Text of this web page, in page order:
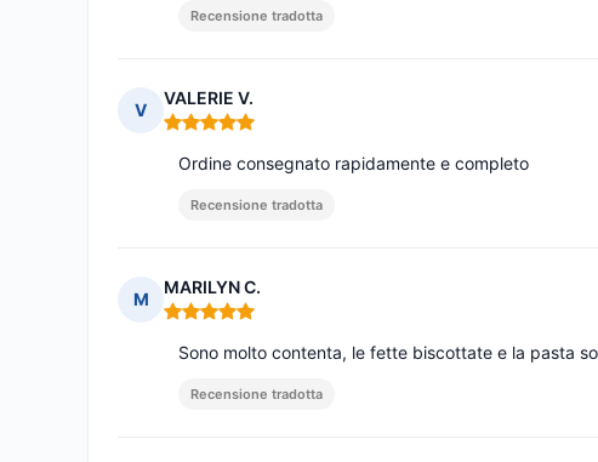
Recensione tradotta
V
VALERIE V.
Nota: 5 su 5
Ordine consegnato rapidamente e completo
Recensione tradotta
M
MARILYN C.
Nota: 5 su 5
Sono molto contenta, le fette biscottate e la pasta
Recensione tradotta